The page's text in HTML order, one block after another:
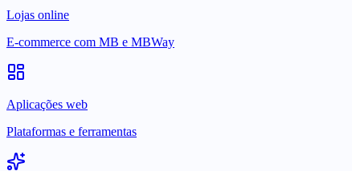
Lojas online
E-commerce com MB e MBWay
Aplicações web
Plataformas e ferramentas